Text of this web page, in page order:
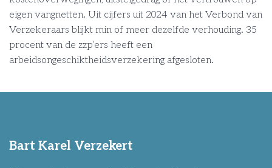
eigen vangnetten. Uit cijfers uit 2024 van het Verbond van
Verzekeraars blijkt min of meer dezelfde verhouding. 35
procent van de zzp’ers heeft een
arbeidsongeschiktheidsverzekering afgesloten.
Bart Karel Verzekert